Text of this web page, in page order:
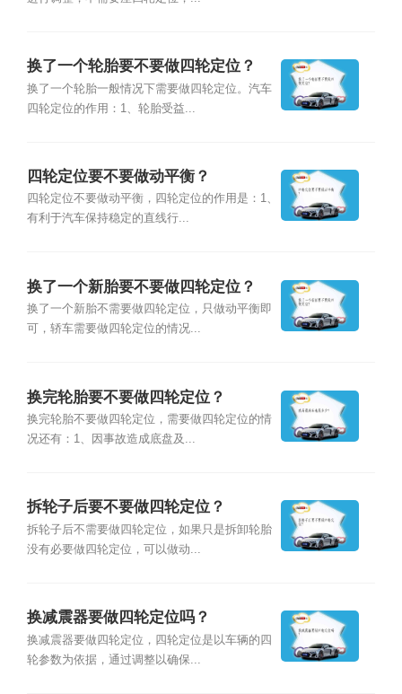
换了一个轮胎要不要做四轮定位？
换了一个轮胎一般情况下需要做四轮定位。汽车
四轮定位的作用：1、轮胎受益...
四轮定位要不要做动平衡？
四轮定位不要做动平衡，四轮定位的作用是：1、
有利于汽车保持稳定的直线行...
换了一个新胎要不要做四轮定位？
换了一个新胎不需要做四轮定位，只做动平衡即
可，轿车需要做四轮定位的情况...
换完轮胎要不要做四轮定位？
换完轮胎不要做四轮定位，需要做四轮定位的情
况还有：1、因事故造成底盘及...
拆轮子后要不要做四轮定位？
拆轮子后不需要做四轮定位，如果只是拆卸轮胎
没有必要做四轮定位，可以做动...
换减震器要做四轮定位吗？
换减震器要做四轮定位，四轮定位是以车辆的四
轮参数为依据，通过调整以确保...